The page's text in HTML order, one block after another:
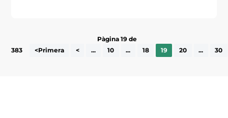
Pàgina 19 de
383
<Primera < ... 10 ... 18 19 20 ... 30